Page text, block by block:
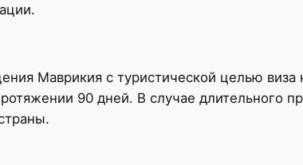
Маврикия с туристической целью
90 дней. В случае длительного